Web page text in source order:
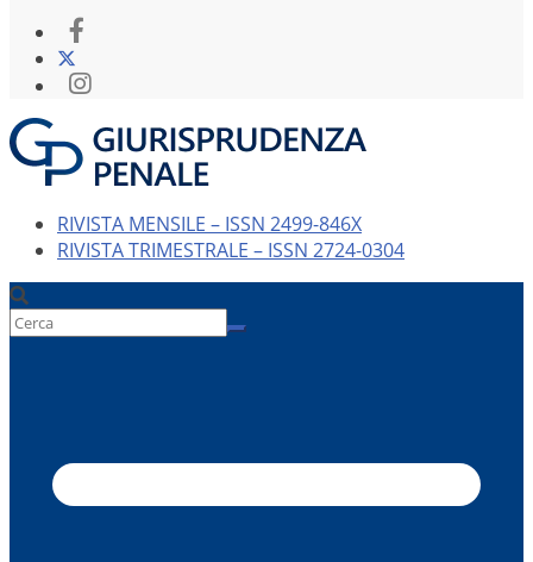
RIVISTA MENSILE – ISSN 2499-846X
RIVISTA TRIMESTRALE – ISSN 2724-0304